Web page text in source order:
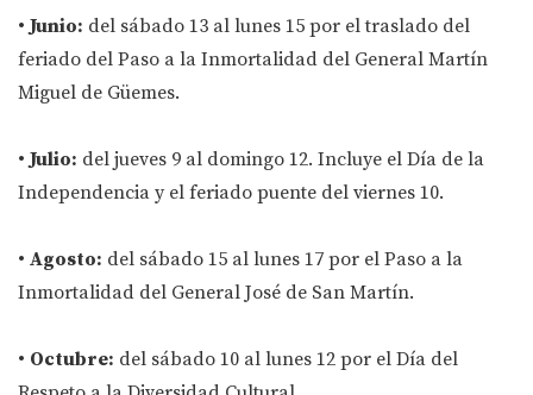
•Junio: del sábado 13 al lunes 15 por el traslado del
feriado del Paso a la Inmortalidad del General Martín
Miguel de Güemes.
•Julio: del jueves 9 al domingo 12. Incluye el Día de la
Independencia y el feriado puente del viernes 10.
• Agosto: del sábado 15 al lunes 17 por el Paso a la
Inmortalidad del General José de San Martín.
• Octubre: del sábado 10 al lunes 12 por el Día del